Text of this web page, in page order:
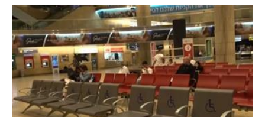
العام
المدارس
والجامعات
والمواصلات
مغلقة